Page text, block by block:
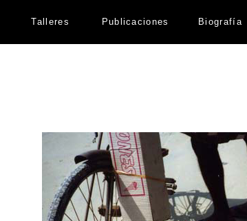
Talleres Publicaciones Biografía